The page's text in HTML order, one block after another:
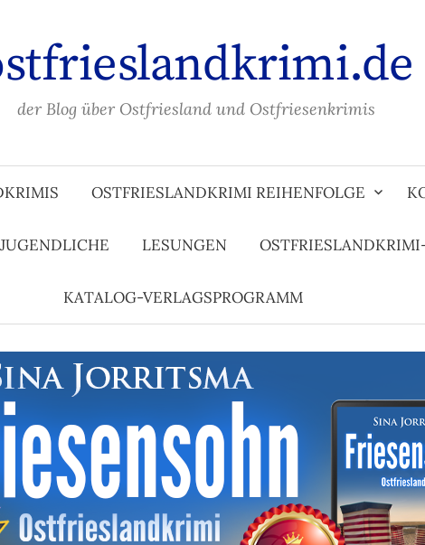
der Blog über Ostfriesland und Ostfriesenkrimis
OSTFRIESLANDKRIMI REIHENFOLGE
LESUNGEN
KATALOG-VERLAGSPROGRAMM